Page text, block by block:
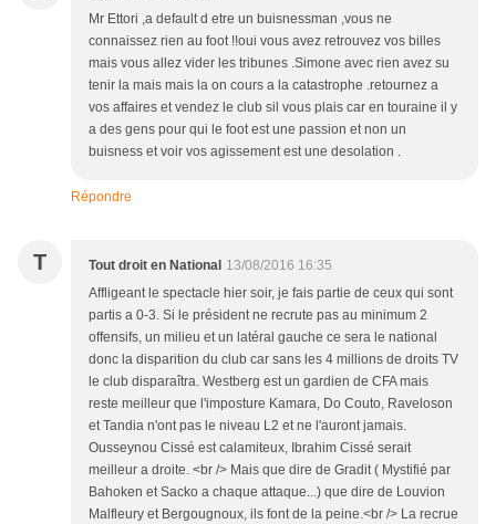
Mr Ettori ,a default d etre un buisnessman ,vous ne
connaissez rien au foot !!oui vous avez retrouvez vos billes
mais vous allez vider les tribunes .Simone avec rien avez su
tenir la mais mais la on cours a la catastrophe .retournez a
vos affaires et vendez le club sil vous plais car en touraine il y
a des gens pour qui le foot est une passion et non un
buisness et voir vos agissement est une desolation .
Répondre
T Tout droit en National 13/08/2016 16:35
Affligeant le spectacle hier soir, je fais partie de ceux qui sont
partis a 0-3. Si le président ne recrute pas au minimum 2
offensifs, un milieu et un latéral gauche ce sera le national
donc la disparition du club car sans les 4 millions de droits TV
le club disparaîtra. Westberg est un gardien de CFA mais
reste meilleur que l'imposture Kamara, Do Couto, Raveloson
et Tandia n'ont pas le niveau L2 et ne l'auront jamais.
Ousseynou Cissé est calamiteux, Ibrahim Cissé serait
meilleur a droite. <br /> Mais que dire de Gradit ( Mystifié par
Bahoken et Sacko a chaque attaque...) que dire de Louvion
Malfleury et Bergougnoux, ils font de la peine.<br /> La recrue